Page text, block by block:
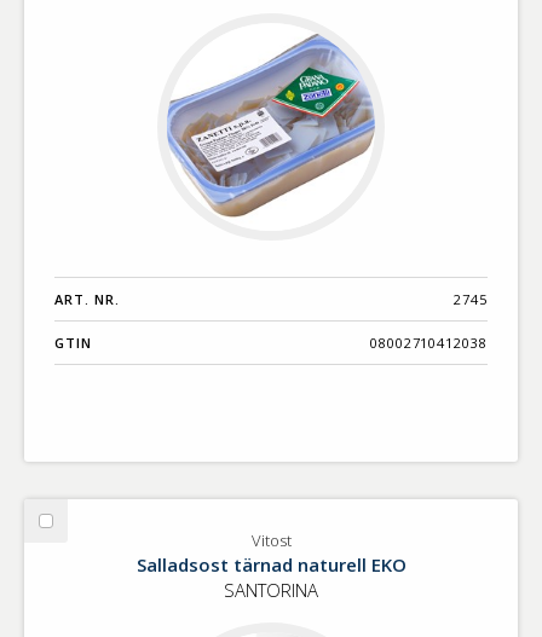
ART. NR. 2745
GTIN 08002710412038
Välj
Vitost
Salladsost tärnad naturell EKO
SANTORINA